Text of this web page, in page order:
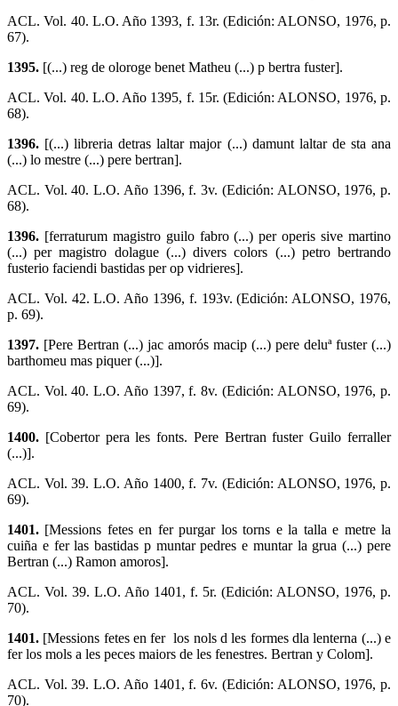
ACL. Vol. 40. L.O. Año 1393, f. 13r. (Edición: ALONSO, 1976, p.
67).
1395. [(...) reg de oloroge benet Matheu (...) p bertra fuster].
ACL. Vol. 40. L.O. Año 1395, f. 15r. (Edición: ALONSO, 1976, p.
68).
1396. [(...) libreria detras laltar major (...) damunt laltar de sta ana
(...) lo mestre (...) pere bertran].
ACL. Vol. 40. L.O. Año 1396, f. 3v. (Edición: ALONSO, 1976, p.
68).
1396. [ferraturum magistro guilo fabro (...) per operis sive martino
(...) per magistro dolague (...) divers colors (...) petro bertrando
fusterio faciendi bastidas per op vidrieres].
ACL. Vol. 42. L.O. Año 1396, f. 193v. (Edición: ALONSO, 1976,
p. 69).
1397. [Pere Bertran (...) jac amorós macip (...) pere deluª fuster (...)
barthomeu mas piquer (...)].
ACL. Vol. 40. L.O. Año 1397, f. 8v. (Edición: ALONSO, 1976, p.
69).
1400. [Cobertor pera les fonts. Pere Bertran fuster Guilo ferraller
(...)].
ACL. Vol. 39. L.O. Año 1400, f. 7v. (Edición: ALONSO, 1976, p.
69).
1401. [Messions fetes en fer purgar los torns e la talla e metre la
cuiña e fer las bastidas p muntar pedres e muntar la grua (...) pere
Bertran (...) Ramon amoros].
ACL. Vol. 39. L.O. Año 1401, f. 5r. (Edición: ALONSO, 1976, p.
70).
1401. [Messions fetes en fer los nols d les formes dla lenterna (...) e
fer los mols a les peces maiors de les fenestres. Bertran y Colom].
ACL. Vol. 39. L.O. Año 1401, f. 6v. (Edición: ALONSO, 1976, p.
70).